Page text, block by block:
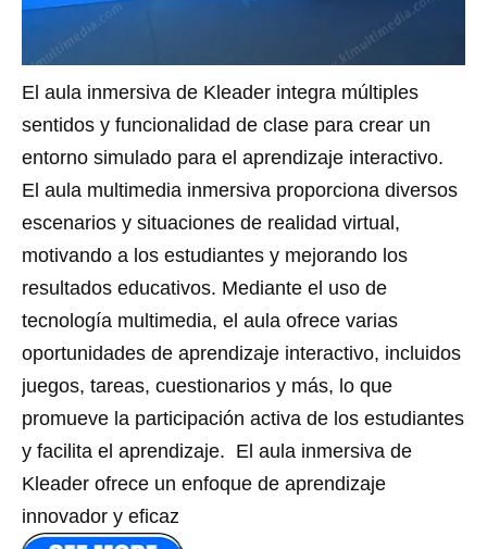
El aula inmersiva de Kleader integra múltiples
sentidos y funcionalidad de clase para crear un
entorno simulado para el aprendizaje interactivo.
El aula multimedia inmersiva proporciona diversos
escenarios y situaciones de realidad virtual,
motivando a los estudiantes y mejorando los
resultados educativos. Mediante el uso de
tecnología multimedia, el aula ofrece varias
oportunidades de aprendizaje interactivo, incluidos
juegos, tareas, cuestionarios y más, lo que
promueve la participación activa de los estudiantes
y facilita el aprendizaje. El aula inmersiva de
Kleader ofrece un enfoque de aprendizaje
innovador y eficaz